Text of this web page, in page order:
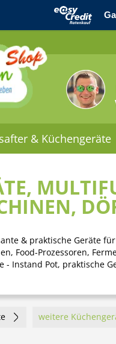
& Küchengeräte
& praktische Geräte
Food-Prozessoren,
- Instand Pot, praktische
weitere